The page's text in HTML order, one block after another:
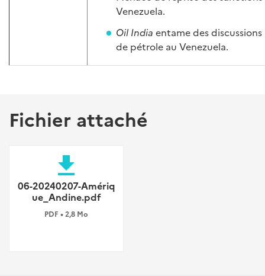
Venezuela.
Oil India entame des
de pétrole au Venezuela.
Fichier attaché
file_download
06-20240207-Amériq
ue_Andine.pdf
PDF • 2,8 Mo